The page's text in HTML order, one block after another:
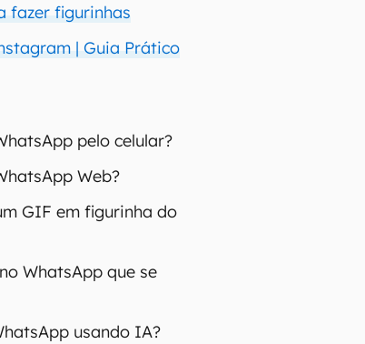
fazer figurinhas
| Guia Prático
pelo celular?
Web?
GIF em figurinha do
WhatsApp que se
usando IA?